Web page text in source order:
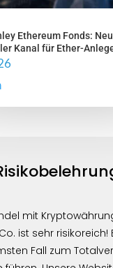
Ethereum Fonds:
Kanal für Ether-
mit
ist sehr risikoreich!
Fall zum